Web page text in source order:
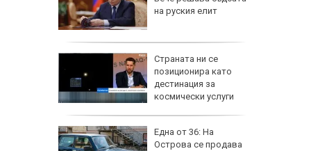
на руския елит
Страната ни се
позиционира като
дестинация за
космически услуги
Една от 36: На
Острова се продава